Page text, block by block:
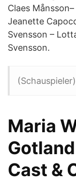
Claes
Jeanette
Svensson –
Svensson.
Maria
Cast &